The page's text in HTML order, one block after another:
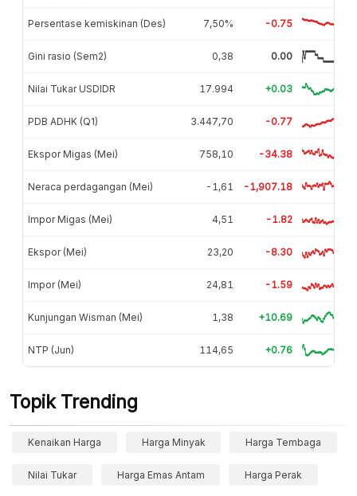
Persentase kemiskinan (Des) 7,50% -0.75
Gini rasio (Sem2) 0,38 0.00
Nilai Tukar USDIDR 17.994 +0.03
PDB ADHK (Q1) 3.447,70 -0.77
Ekspor Migas (Mei) 758,10 -34.38
Neraca perdagangan (Mei) -1,61 -1,907.18
Impor Migas (Mei) 4,51 -1.82
Ekspor (Mei) 23,20 -8.30
Impor (Mei) 24,81 -1.59
Kunjungan Wisman (Mei) 1,38 +10.69
NTP (Jun) 114,65 +0.76
Topik Trending
Kenaikan Harga Harga Minyak Harga Tembaga
Nilai Tukar Harga Emas Antam Harga Perak